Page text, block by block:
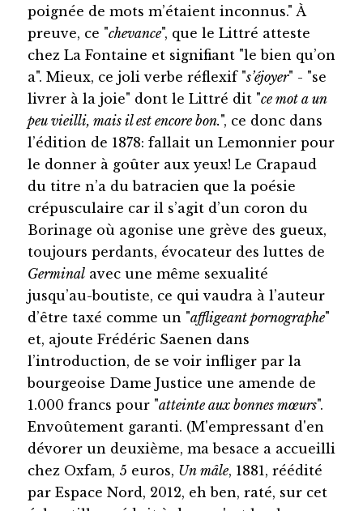
poignée de mots m’étaient inconnus." À
preuve, ce "chevance", que le Littré atteste
chez La Fontaine et signifiant "le bien qu’on
a". Mieux, ce joli verbe réflexif "s’éjoyer" - "se
livrer à la joie" dont le Littré dit "ce mot a un
peu vieilli, mais il est encore bon.", ce donc dans
l’édition de 1878: fallait un Lemonnier pour
le donner à goûter aux yeux! Le Crapaud
du titre n’a du batracien que la poésie
crépusculaire car il s’agit d’un coron du
Borinage où agonise une grève des gueux,
toujours perdants, évocateur des luttes de
Germinalavec une même sexualité
jusqu’au-boutiste, ce qui vaudra à l’auteur
d’être taxé comme un "affligeant pornographe"
et, ajoute Frédéric Saenen dans
l’introduction, de se voir infliger par la
bourgeoise Dame Justice une amende de
1.000 francs pour "atteinte aux bonnes mœurs".
Envoûtement garanti. (M'empressant d'en
dévorer un deuxième, ma besace a accueilli
chez Oxfam, 5 euros, Un mâle, 1881, réédité
par Espace Nord, 2012, eh ben, raté, sur cet